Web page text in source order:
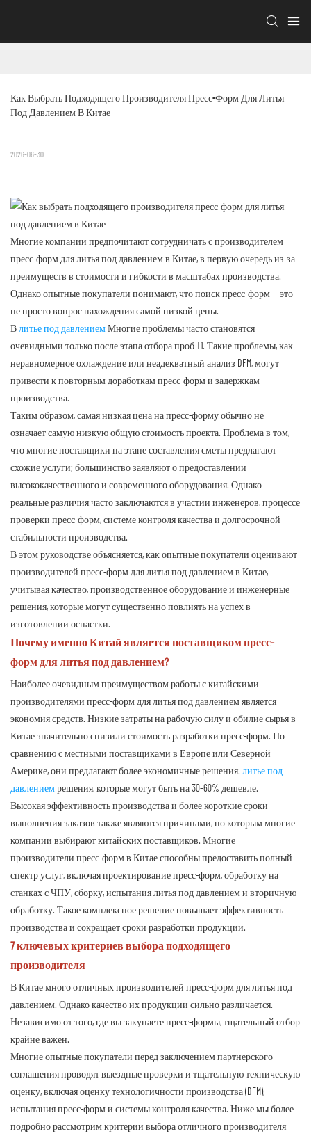
Как Выбрать Подходящего Производителя Пресс-Форм Для Литья
Под Давлением В Китае
2026-06-30
Многие компании предпочитают сотрудничать с производителем
пресс-форм для литья под давлением в Китае, в первую очередь из-за
преимуществ в стоимости и гибкости в масштабах производства.
Однако опытные покупатели понимают, что поиск пресс-форм — это
не просто вопрос нахождения самой низкой цены.
Влитье под давлениемМногие проблемы часто становятся
очевидными только после этапа отбора проб T1. Такие проблемы, как
неравномерное охлаждение или неадекватный анализ DFM, могут
привести к повторным доработкам пресс-форм и задержкам
производства.
Таким образом, самая низкая цена на пресс-форму обычно не
означает самую низкую общую стоимость проекта. Проблема в том,
что многие поставщики на этапе составления сметы предлагают
схожие услуги; большинство заявляют о предоставлении
высококачественного и современного оборудования. Однако
реальные различия часто заключаются в участии инженеров, процессе
проверки пресс-форм, системе контроля качества и долгосрочной
стабильности производства.
В этом руководстве объясняется, как опытные покупатели оценивают
производителей пресс-форм для литья под давлением в Китае,
учитывая качество, производственное оборудование и инженерные
решения, которые могут существенно повлиять на успех в
изготовлении оснастки.
Почему именно Китай является поставщиком пресс-
форм для литья под давлением?
Наиболее очевидным преимуществом работы с китайскими
производителями пресс-форм для литья под давлением является
экономия средств. Низкие затраты на рабочую силу и обилие сырья в
Китае значительно снизили стоимость разработки пресс-форм. По
сравнению с местными поставщиками в Европе или Северной
Америке, они предлагают более экономичные решения. литье под
давлениемрешения, которые могут быть на 30–60% дешевле.
Высокая эффективность производства и более короткие сроки
выполнения заказов также являются причинами, по которым многие
компании выбирают китайских поставщиков. Многие
производители пресс-форм в Китае способны предоставить полный
спектр услуг, включая проектирование пресс-форм, обработку на
станках с ЧПУ, сборку, испытания литья под давлением и вторичную
обработку. Такое комплексное решение повышает эффективность
производства и сокращает сроки разработки продукции.
7 ключевых критериев выбора подходящего
производителя
В Китае много отличных производителей пресс-форм для литья под
давлением. Однако качество их продукции сильно различается.
Независимо от того, где вы закупаете пресс-формы, тщательный отбор
крайне важен.
Многие опытные покупатели перед заключением партнерского
соглашения проводят выездные проверки и тщательную техническую
оценку, включая оценку технологичности производства (DFM),
испытания пресс-форм и системы контроля качества. Ниже мы более
подробно рассмотрим критерии выбора отличного производителя